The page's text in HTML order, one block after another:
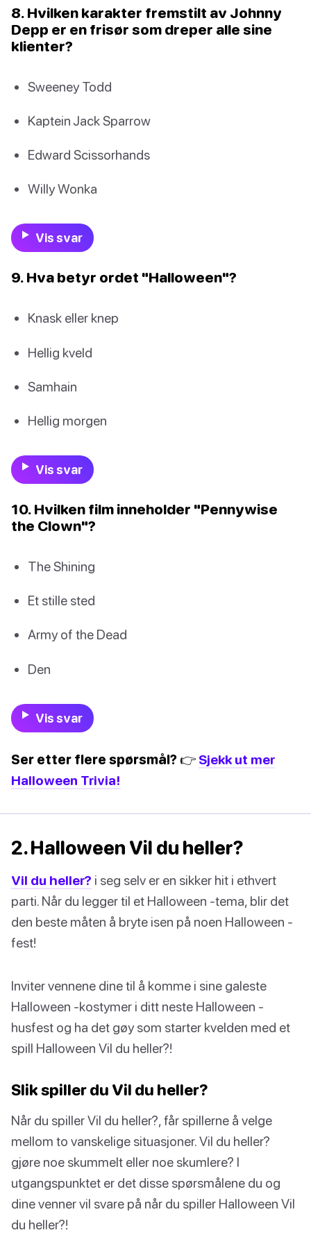
8. Hvilken karakter fremstilt av Johnny
Depp er en frisør som dreper alle sine
klienter?
Sweeney Todd
Kaptein Jack Sparrow
Edward Scissorhands
Willy Wonka
Vis svar
9. Hva betyr ordet "Halloween"?
Knask eller knep
Hellig kveld
Samhain
Hellig morgen
Vis svar
10. Hvilken film inneholder "Pennywise
the Clown"?
The Shining
Et stille sted
Army of the Dead
Den
Vis svar
Ser etter flere spørsmål? 👉 Sjekk ut mer
Halloween Trivia!
2. Halloween Vil du heller?
Vil du heller? i seg selv er en sikker hit i ethvert
parti. Når du legger til et Halloween -tema, blir det
den beste måten å bryte isen på noen Halloween -
fest!
Inviter vennene dine til å komme i sine galeste
Halloween -kostymer i ditt neste Halloween -
husfest og ha det gøy som starter kvelden med et
spill Halloween Vil du heller?!
Slik spiller du Vil du heller?
Når du spiller Vil du heller?, får spillerne å velge
mellom to vanskelige situasjoner. Vil du heller?
gjøre noe skummelt eller noe skumlere? I
utgangspunktet er det disse spørsmålene du og
dine venner vil svare på når du spiller Halloween Vil
du heller?!